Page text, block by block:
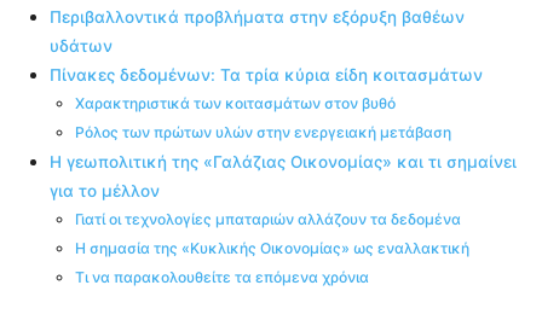
Περιβαλλοντικά προβλήματα στην εξόρυξη βαθέων
υδάτων
Πίνακες δεδομένων: Τα τρία κύρια είδη κοιτασμάτων
Χαρακτηριστικά των κοιτασμάτων στον βυθό
Ρόλος των πρώτων υλών στην ενεργειακή μετάβαση
Η γεωπολιτική της «Γαλάζιας Οικονομίας» και τι σημαίνει
για το μέλλον
Γιατί οι τεχνολογίες μπαταριών αλλάζουν τα δεδομένα
Η σημασία της «Κυκλικής Οικονομίας» ως εναλλακτική
Τι να παρακολουθείτε τα επόμενα χρόνια